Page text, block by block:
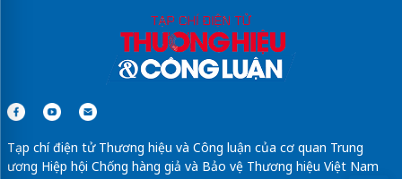
Tạp chí điện tử Thương hiệu và Công luận của cơ quan Trung
ương Hiệp hội Chống hàng giả và Bảo vệ Thương hiệu Việt Nam